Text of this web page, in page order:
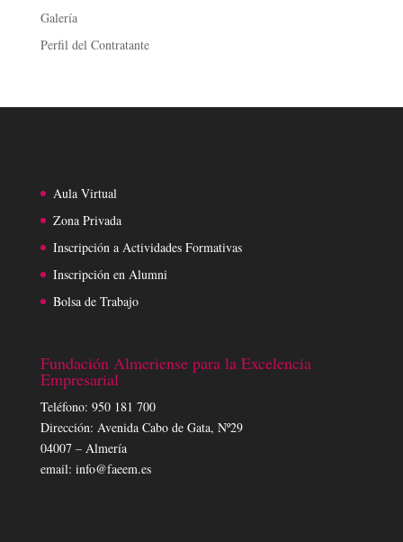
Galería
Perfil del Contratante
Aula Virtual
Zona Privada
Inscripción a Actividades Formativas
Inscripción en Alumni
Bolsa de Trabajo
Fundación Almeriense para la Excelencia
Empresarial
Teléfono: 950 181 700
Dirección: Avenida Cabo de Gata, Nº29
04007 – Almería
email: info@faeem.es